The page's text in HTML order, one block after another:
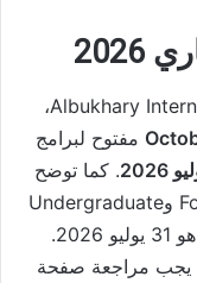
بحسب موقع جامعة Albukhary International University،
مفتوح لبرامج
. كما توضح
صفحة Apply Now أن برامج Foundation وUndergraduate
يجب مراجعة صفحة